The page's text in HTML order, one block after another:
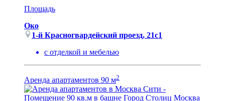
Площадь
Око
1-й Красногвардейский проезд, 21с1
с отделкой и мебелью
Аренда апартаментов 90 м2